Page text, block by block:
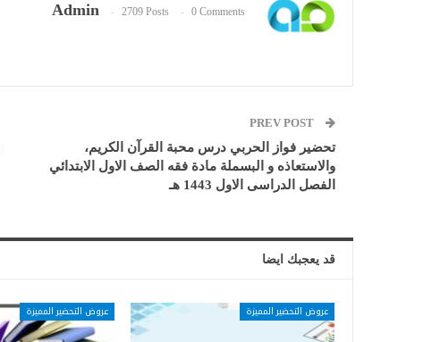
Admin 2709 Posts 0 Comments
تحضير فواز الحربي درس محبة القرآن الكريم،
والاستعاذه و البسملة مادة فقه الصف الاول الابتدائي
الفصل الدراسى الاول 1443 هـ
قد يعجبك ايضا
عروض التحضير المميزة عروض التحضير المميزة